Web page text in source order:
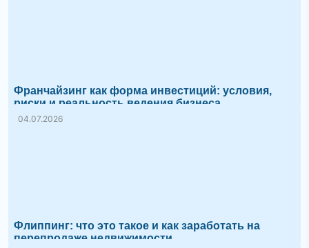
Франчайзинг как форма инвестиций: условия,
риски и реальность ведения бизнеса
04.07.2026
Флиппинг: что это такое и как заработать на
перепродаже недвижимости